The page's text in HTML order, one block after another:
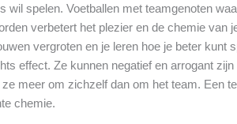
wil spelen. Voetballen met teamgenoten
verbetert het plezier en de chemie van
vergroten en je leren hoe je beter kunt
effect. Ze kunnen negatief en arrogant
meer om zichzelf dan om het team. Een
chemie.